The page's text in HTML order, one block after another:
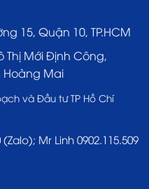
15, Quận 10, TP.HCM
Thị Mới Định Công,
Hoàng Mai
và Đầu tư TP Hồ Chí
(Zalo); Mr Linh 0902.115.509